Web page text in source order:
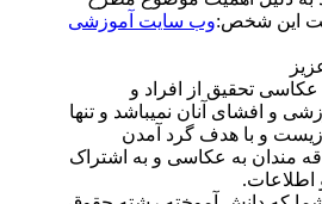
این شخص:وب سایت آموزشی
تحقیق از افراد و
و افشای آنان نمیباشد و تنها
و با هدف گرد آمدن
مندان به عکاسی و به اشتراک
اطلاعات.